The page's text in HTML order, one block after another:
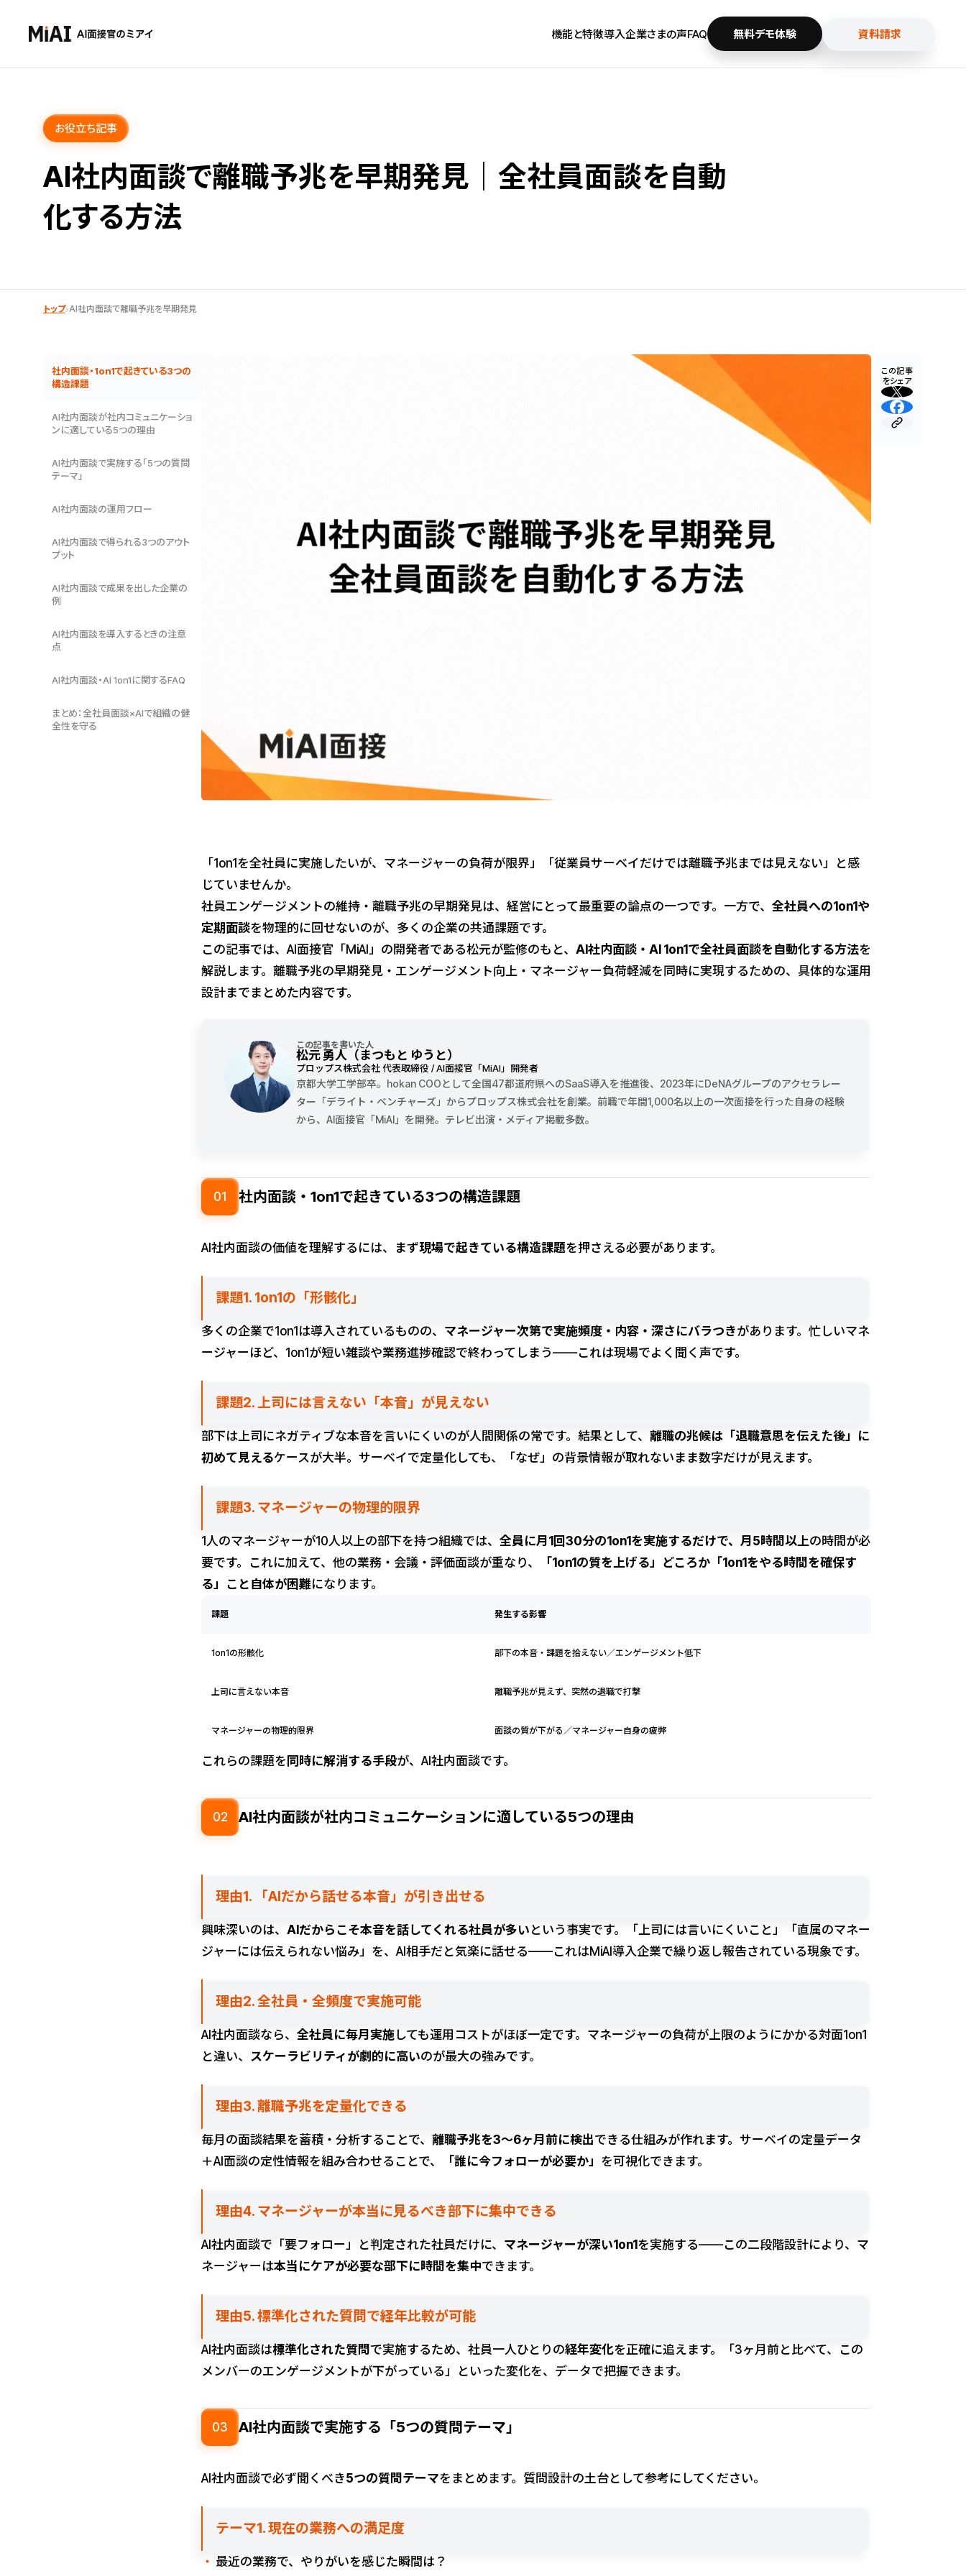
機能と特徴導入企業さまの声FAQ 無料デモ体験 資料請求
お役立ち記事
AI社内面談で離職予兆を早期発見｜全社員面談を自動
化する方法
トップ›AI社内面談で離職予兆を早期発見
社内面談・1on1で起きている3つの
構造課題
AI社内面談が社内コミュニケーショ
ンに適している5つの理由
AI社内面談で実施する「5つの質問
テーマ」
AI社内面談の運用フロー
AI社内面談で得られる3つのアウト
プット
AI社内面談で成果を出した企業の
例
AI社内面談を導入するときの注意
点
AI社内面談・AI 1on1に関するFAQ
まとめ：全社員面談×AIで組織の健
全性を守る
「1on1を全社員に実施したいが、マネージャーの負荷が限界」「従業員サーベイだけでは離職予兆までは見えない」と感
じていませんか。
社員エンゲージメントの維持・離職予兆の早期発見は、経営にとって最重要の論点の一つです。一方で、 全社員への1on1や
定期面談を物理的に回せないのが、多くの企業の共通課題です。
この記事では、AI面接官「MiAI」の開発者である松元が監修のもと、 AI社内面談・AI 1on1で全社員面談を自動化する方法を
解説します。離職予兆の早期発見・エンゲージメント向上・マネージャー負荷軽減を同時に実現するための、具体的な運用
設計までまとめた内容です。
この記事を書いた人
松元 勇人（まつもと ゆうと）
プロップス株式会社 代表取締役 / AI面接官「MiAI」開発者
京都大学工学部卒。hokan COOとして全国47都道府県へのSaaS導入を推進後、2023年にDeNAグループのアクセラレー
ター「デライト・ベンチャーズ」からプロップス株式会社を創業。前職で年間1,000名以上の一次面接を行った自身の経験
から、AI面接官「MiAI」を開発。テレビ出演・メディア掲載多数。
01 社内面談・1on1で起きている3つの構造課題
AI社内面談の価値を理解するには、まず現場で起きている構造課題を押さえる必要があります。
課題1. 1on1の「形骸化」
多くの企業で1on1は導入されているものの、 マネージャー次第で実施頻度・内容・深さにバラつきがあります。忙しいマネ
ージャーほど、1on1が短い雑談や業務進捗確認で終わってしまう——これは現場でよく聞く声です。
課題2. 上司には言えない「本音」が見えない
部下は上司にネガティブな本音を言いにくいのが人間関係の常です。結果として、 離職の兆候は「退職意思を伝えた後」に
初めて見えるケースが大半。サーベイで定量化しても、「なぜ」の背景情報が取れないまま数字だけが見えます。
課題3. マネージャーの物理的限界
1人のマネージャーが10人以上の部下を持つ組織では、 全員に月1回30分の1on1を実施するだけで、月5時間以上の時間が必
要です。これに加えて、他の業務・会議・評価面談が重なり、
「1on1の質を上げる」どころか「1on1をやる時間を確保す
る」こと自体が困難になります。
課題
1on1の形骸化
上司に言えない本音
マネージャーの物理的限界
発生する影響
部下の本音・課題を拾えない／エンゲージメント低下
離職予兆が見えず、突然の退職で打撃
面談の質が下がる／マネージャー自身の疲弊
これらの課題を 同時に解消する手段が、AI社内面談です。
02 AI社内面談が社内コミュニケーションに適している5つの理由
理由1. 「AIだから話せる本音」が引き出せる
興味深いのは、 AIだからこそ本音を話してくれる社員が多い という事実です。「上司には言いにくいこと」「直属のマネー
ジャーには伝えられない悩み」を、AI相手だと気楽に話せる——これはMiAI導入企業で繰り返し報告されている現象です。
理由2. 全社員・全頻度で実施可能
AI社内面談なら、 全社員に毎月実施 しても運用コストがほぼ一定です。マネージャーの負荷が上限のようにかかる対面1on1
と違い、 スケーラビリティが劇的に高いのが最大の強みです。
理由3. 離職予兆を定量化できる
毎月の面談結果を蓄積・分析することで、 離職予兆を3〜6ヶ月前に検出できる仕組みが作れます。サーベイの定量データ
＋AI面談の定性情報を組み合わせることで、
「誰に今フォローが必要か」 を可視化できます。
理由4. マネージャーが本当に見るべき部下に集中できる
AI社内面談で「要フォロー」と判定された社員だけに、 マネージャーが深い1on1 を実施する——この二段階設計により、マ
ネージャーは本当にケアが必要な部下に時間を集中できます。
理由5. 標準化された質問で経年比較が可能
AI社内面談は標準化された質問で実施するため、社員一人ひとりの経年変化を正確に追えます。「3ヶ月前と比べて、この
メンバーのエンゲージメントが下がっている」といった変化を、データで把握できます。
03 AI社内面談で実施する「5つの質問テーマ」
AI社内面談で必ず聞くべき5つの質問テーマをまとめます。質問設計の土台として参考にしてください。
テーマ1. 現在の業務への満足度
最近の業務で、やりがいを感じた瞬間は？
この記事
をシェア